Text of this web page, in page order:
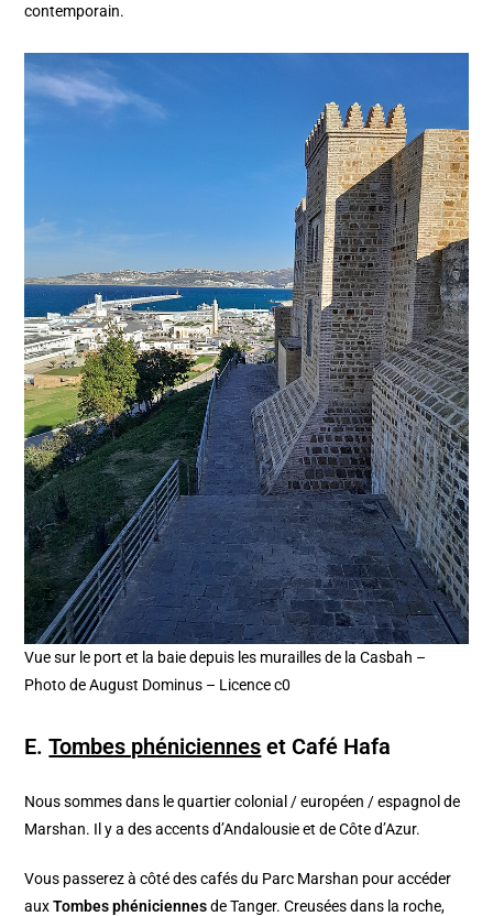
contemporain.
Vue sur le port et la baie depuis les murailles de la Casbah –
Photo de August Dominus – Licence c0
E.Tombes phéniciennes et Café Hafa
Nous sommes dans le quartier colonial / européen / espagnol de
Marshan. Il y a des accents d’Andalousie et de Côte d’Azur.
Vous passerez à côté des cafés du Parc Marshan pour accéder
auxTombes phéniciennesde Tanger. Creusées dans la roche,